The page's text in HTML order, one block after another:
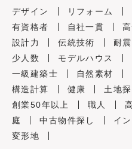
デザイン リフォーム
有資格者
自社一貫
設計力
伝統技術 耐
少人数
モデルハウス
一級建築士
自然素材
構造計算
健康 土地
創業50年以上
職人
庭
中古物件探し イ
変形地